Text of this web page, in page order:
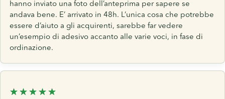
hanno inviato una foto dell’anteprima per sapere se
andava bene. E’ arrivato in 48h. L’unica cosa che potrebbe
essere d’aiuto a gli acquirenti, sarebbe far vedere
un’esempio di adesivo accanto alle varie voci, in fase di
ordinazione.